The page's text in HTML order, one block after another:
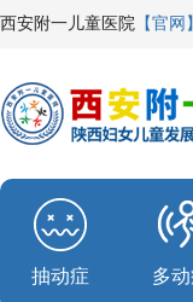
西安附一儿童医院 【官网】
抽动症 多